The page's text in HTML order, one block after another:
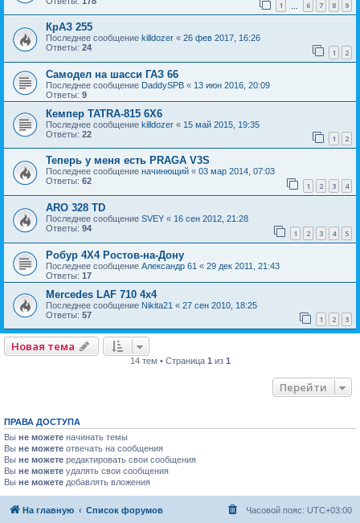
1 6 7 8 9
КрАЗ 255
Последнее сообщение killdozer « 26 фев 2017, 16:26
Ответы: 24 1 2
Самодел на шасси ГАЗ 66
Последнее сообщение DaddySPB « 13 июн 2016, 20:09
Ответы: 9
Кемпер TATRA-815 6X6
Последнее сообщение killdozer « 15 май 2015, 19:35
Ответы: 22 1 2
Теперь у меня есть PRAGA V3S
Последнее сообщение начинющий « 03 мар 2014, 07:03
Ответы: 62 1 2 3 4
ARO 328 TD
Последнее сообщение SVEY « 16 сен 2012, 21:28
Ответы: 94 1 2 3 4 5
Робур 4Х4 Ростов-на-Дону
Последнее сообщение Александр 61 « 29 дек 2011, 21:43
Ответы: 17
Mercedes LAF 710 4х4
Последнее сообщение Nikita21 « 27 сен 2010, 18:25
Ответы: 57 1 2 3
Новая тема
14 тем • Страница 1 из 1
Перейти
ПРАВА ДОСТУПА
Вы не можете начинать темы
Вы не можете отвечать на сообщения
Вы не можете редактировать свои сообщения
Вы не можете удалять свои сообщения
Вы не можете добавлять вложения
На главную Список форумов Часовой пояс: UTC+03:00